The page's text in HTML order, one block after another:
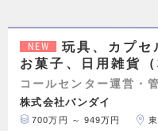
NEW
玩具、カプセ
お菓子、日用雑貨
コールセンター運営・
株式会社バンダイ
700万円 ～ 949万円